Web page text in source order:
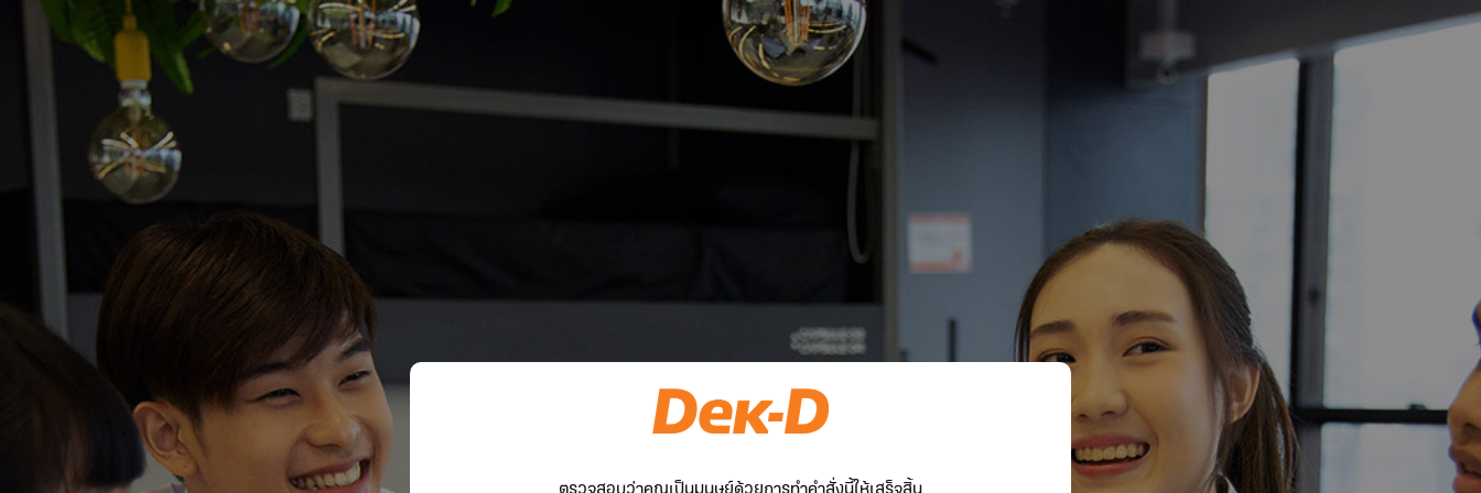
ตรวจสอบว่าคุณเป็นมนุษย์ด้วยการทำคำสั่งนี้ให้เสร็จสิ้น